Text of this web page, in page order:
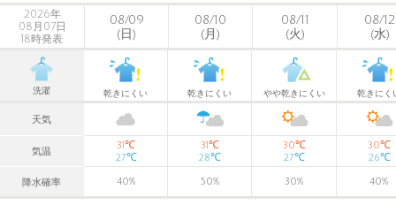
2026年
08月07日
18時発表
08/09
(日)
08/10
(月)
08/11
(火)
08/12
(水)
洗濯 乾きにくい 乾きにくい やや乾きにくい 乾きにく
天気
気温
31℃
27℃
31℃
28℃
30℃
27℃
30℃
26℃
降水確率 40% 50% 30% 40%